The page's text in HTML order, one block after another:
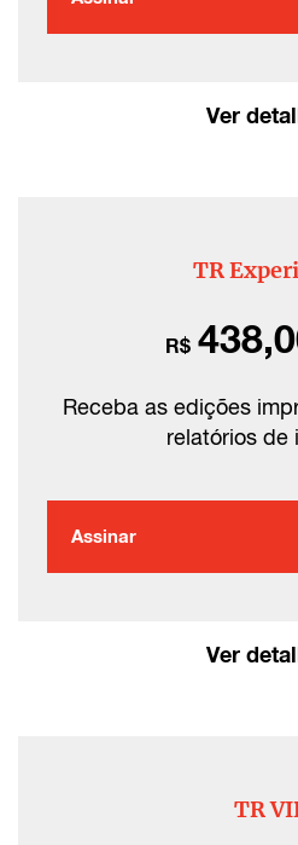
Ver
TR
R$
Receba as edições
relatórios de
Assinar
Ver
TR